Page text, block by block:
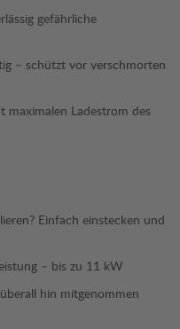
gefährliche
– schützt vor verschmorten
maximalen Ladestrom des
Einfach einstecken und
– bis zu 11 kW
hin mitgenommen